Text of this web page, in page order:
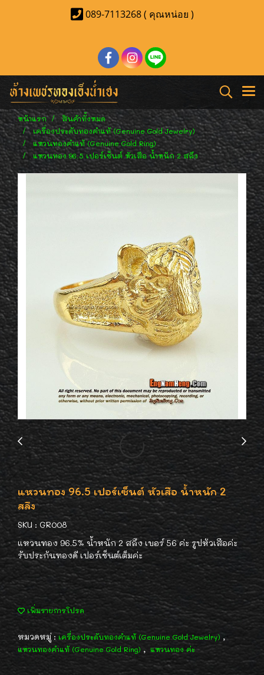
089-7113268 ( คุณหน่อย )
หน้าแรก
สินค้าทั้งหมด
เครื่องประดับทองคำแท้ (Genuine Gold Jewelry)
แหวนทองคำแท้ (Genuine Gold Ring)
แหวนทอง 96.5 เปอร์เซ็นต์ หัวเสือ น้ำหนัก 2 สลึง
แหวนทอง 96.5 เปอร์เซ็นต์ หัวเสือ น้ำหนัก 2
สลึง
SKU : GR008
แหวนทอง 96.5% น้ำหนัก 2 สลึง เบอร์ 56 ค่ะ รูปหัวเสือค่ะ
รับประกันทองดี เปอร์เซ็นต์เต็มค่ะ
เพิ่มรายการโปรด
หมวดหมู่ : เครื่องประดับทองคำแท้ (Genuine Gold Jewelry),
แหวนทองคำแท้ (Genuine Gold Ring) , แหวนทอง ค่ะ